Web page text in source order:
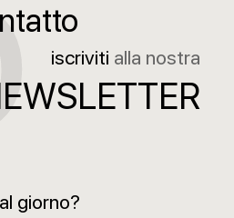
iscriviti alla nostra
al giorno?